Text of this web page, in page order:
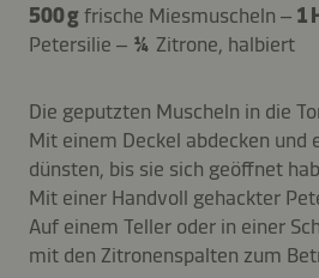
500 gfrische Miesmuscheln – 1
Petersilie – ¼ Zitrone, halbiert
Die geputzten Muscheln in die
Mit einem Deckel abdecken
dünsten, bis sie sich geöffnet
Mit einer Handvoll gehackter
Auf einem Teller oder in einer
mit den Zitronenspalten zum